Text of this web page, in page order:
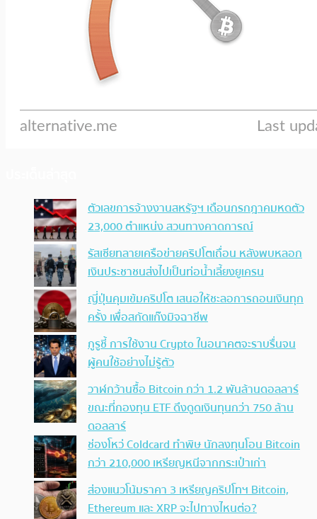
ตัวเลขการจ้างงานสหรัฐฯ เดือนกรกฎาคมหดตัว
23,000 ตำแหน่ง สวนทางคาดการณ์
รัสเซียทลายเครือข่ายคริปโตเถื่อน หลังพบหลอก
เงินประชาชนส่งไปเป็นท่อน้ำเลี้ยงยูเครน
ญี่ปุ่นคุมเข้มคริปโต เสนอให้ชะลอการถอนเงินทุก
ครั้ง เพื่อสกัดแก๊งมิจฉาชีพ
กูรูชี้ การใช้งาน Crypto ในอนาคตจะราบรื่นจน
ผู้คนใช้อย่างไม่รู้ตัว
วาฬกว้านซื้อ Bitcoin กว่า 1.2 พันล้านดอลลาร์
ขณะที่กองทุน ETF ดึงดูดเงินทุนกว่า 750 ล้าน
ดอลลาร์
ช่องโหว่ Coldcard ทำพิษ นักลงทุนโอน Bitcoin
กว่า 210,000 เหรียญหนีจากกระเป๋าเก่า
ส่องแนวโน้มราคา 3 เหรียญคริปโทฯ Bitcoin,
Ethereum และ XRP จะไปทางไหนต่อ?